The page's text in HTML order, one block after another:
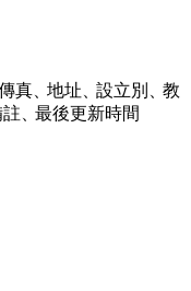
真、地址、設立別、教
註、最後更新時間